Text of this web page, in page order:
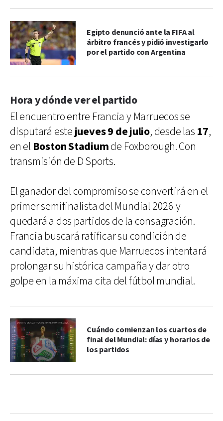
Egipto denunció ante la FIFA al
árbitro francés y pidió investigarlo
por el partido con Argentina
Hora y dónde ver el partido
El encuentro entre Francia y Marruecos se
disputará este jueves 9 de julio, desde las 17,
en el Boston Stadiumde Foxborough. Con
transmisión de D Sports.
El ganador del compromiso se convertirá en el
primer semifinalista del Mundial 2026 y
quedará a dos partidos de la consagración.
Francia buscará ratificar su condición de
candidata, mientras que Marruecos intentará
prolongar su histórica campaña y dar otro
golpe en la máxima cita del fútbol mundial.
Cuándo comienzan los cuartos de
final del Mundial: días y horarios de
los partidos